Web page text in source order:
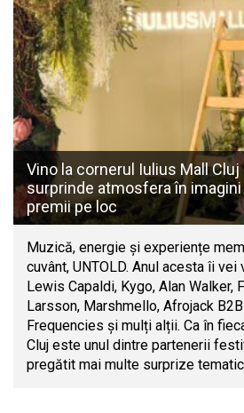
Vino la cornerul Iulius Mall Cluj
surprinde atmosfera în
premii pe loc
Muzică, energie și experiențe
cuvânt, UNTOLD. Anul acesta îi vei
Lewis Capaldi, Kygo, Alan Walker,
Larsson, Marshmello, Afrojack
Frequencies și mulți alții. Ca în
Cluj este unul dintre partenerii
pregătit mai multe surprize